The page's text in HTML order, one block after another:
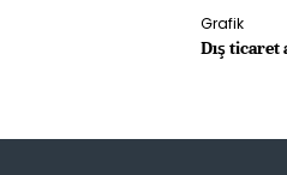
Grafik
Dış ticaret